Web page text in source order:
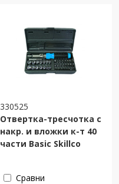
330525
Отвертка-тресчотка с
накр. и вложки к-т 40
части Basic Skillco
Сравни